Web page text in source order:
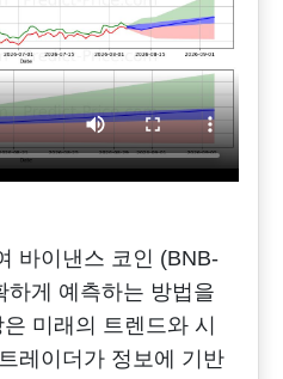
바이낸스 코인 (BNB-
하게 예측하는 방법을
미래의 트렌드와 시
레이더가 정보에 기반